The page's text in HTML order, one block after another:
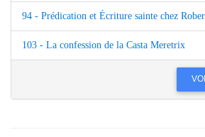
94 - Prédication et Écriture sainte chez
103 - La confession de la Casta Meretrix